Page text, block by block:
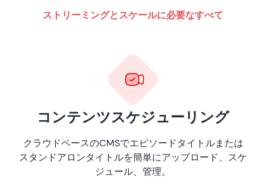
ストリーミングとスケールに必要なすべて
コンテンツスケジューリング
クラウドベースのCMSでエピソードタイトルまたは
スタンドアロンタイトルを簡単にアップロード、スケ
ジュール、管理。